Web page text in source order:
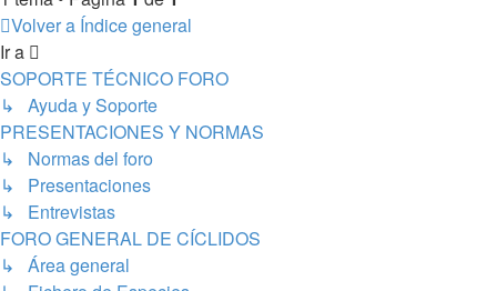
Volver a Índice general
Ir a
SOPORTE TÉCNICO FORO
↳ Ayuda y Soporte
PRESENTACIONES Y NORMAS
↳ Normas del foro
↳ Presentaciones
↳ Entrevistas
FORO GENERAL DE CÍCLIDOS
↳ Área general